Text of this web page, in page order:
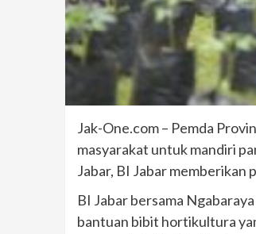
Jak-One.com – Pemda
masyarakat untuk mandiri
Jabar, BI Jabar memberikan
BI Jabar bersama
bantuan bibit hortikultura